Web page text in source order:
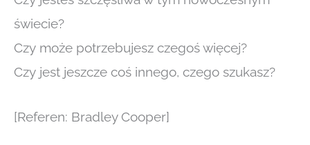
świecie?
Czy może potrzebujesz czegoś więcej?
Czy jest jeszcze coś innego, czego szukasz?
[Referen: Bradley Cooper]